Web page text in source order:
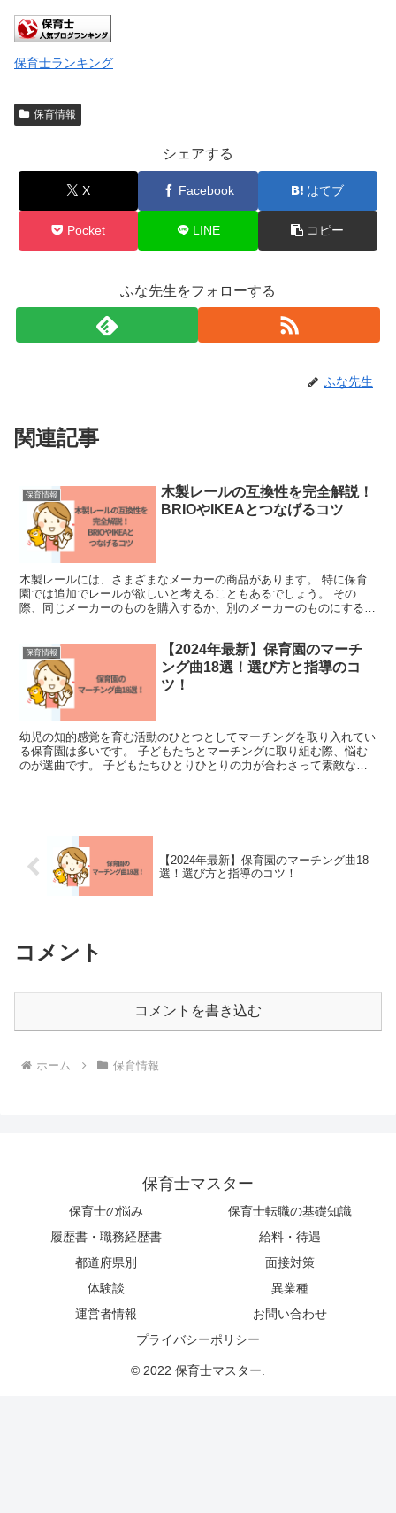
保育士ランキング
保育情報
シェアする
X Facebook はてブ
Pocket LINE コピー
ふな先生をフォローする
ふな先生
関連記事
保育情報
木製レールの互換性を完全解説！
BRIOやIKEAとつなげるコツ
木製レールには、さまざまなメーカーの商品があります。 特に保育
園では追加でレールが欲しいと考えることもあるでしょう。 その
際、同じメーカーのものを購入するか、別のメーカーのものにする
保育情報
【2024年最新】保育園のマーチ
ング曲18選！選び方と指導のコ
ツ！
幼児の知的感覚を育む活動のひとつとしてマーチングを取り入れてい
る保育園は多いです。 子どもたちとマーチングに取り組む際、悩む
のが選曲です。 子どもたちひとりひとりの力が合わさって素敵な演
【2024年最新】保育園のマーチング曲18
選！選び方と指導のコツ！
コメント
コメントを書き込む
ホーム 保育情報
保育士マスター
保育士の悩み
保育士転職の基礎知識
履歴書・職務経歴書
給料・待遇
都道府県別
面接対策
体験談
異業種
運営者情報
お問い合わせ
プライバシーポリシー
© 2022 保育士マスター.